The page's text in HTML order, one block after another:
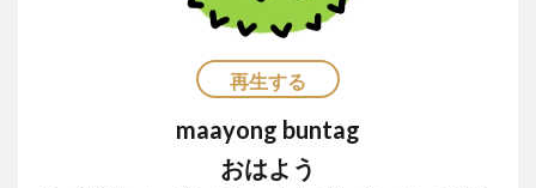
再生する
maayong buntag
おはよう